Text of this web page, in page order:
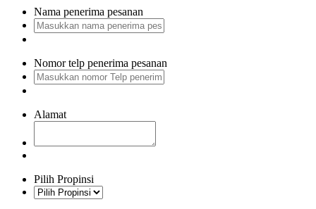
Nama penerima pesanan
Nomor telp penerima pesanan
Alamat
Pilih Propinsi